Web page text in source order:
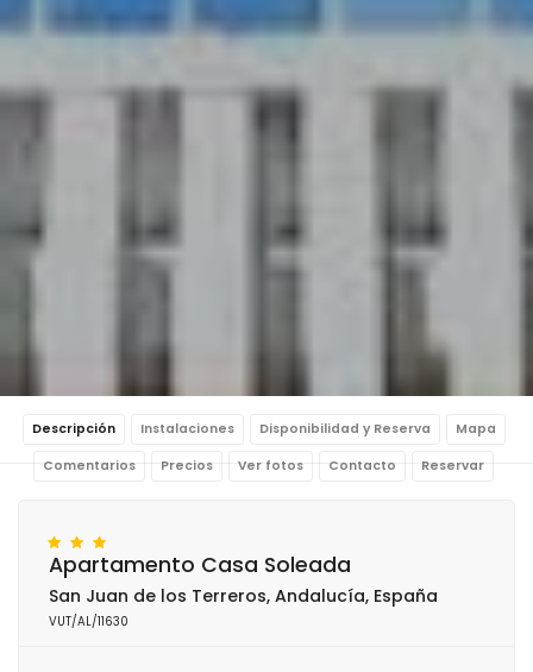
Descripción Instalaciones Disponibilidad y Reserva Mapa
Comentarios Precios Ver fotos Contacto Reservar
Apartamento Casa Soleada
San Juan de los Terreros, Andalucía, España
VUT/AL/11630